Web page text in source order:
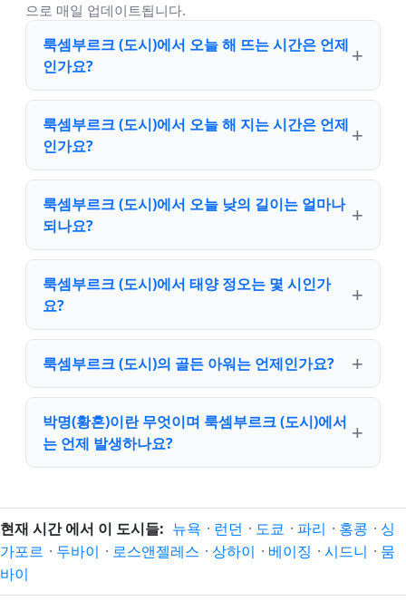
으로 매일 업데이트됩니다.
룩셈부르크 (도시)에서 오늘 해 뜨는 시간은 언제
인가요?
룩셈부르크 (도시)에서 오늘 해 지는 시간은 언제
인가요?
룩셈부르크 (도시)에서 오늘 낮의 길이는 얼마나
되나요?
룩셈부르크 (도시)에서 태양 정오는 몇 시인가
요?
룩셈부르크 (도시)의 골든 아워는 언제인가요?
박명(황혼)이란 무엇이며 룩셈부르크 (도시)에서
는 언제 발생하나요?
현재 시간 에서 이 도시들: 뉴욕 · 런던 · 도쿄 · 파리 · 홍콩 · 싱
가포르 · 두바이 · 로스앤젤레스 · 상하이 · 베이징 · 시드니 · 뭄
바이